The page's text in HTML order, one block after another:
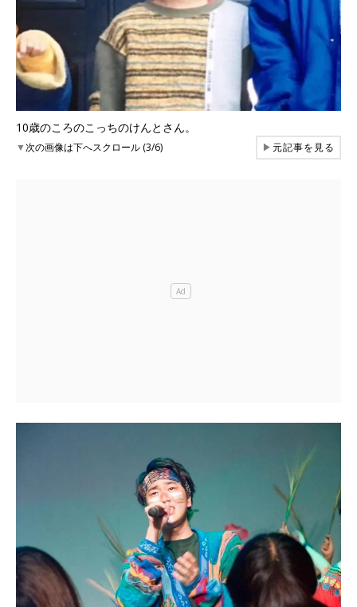
10歳のころのこっちのけんとさん。
▼次の画像は下へスクロール (3/6) ▶元記事を見る